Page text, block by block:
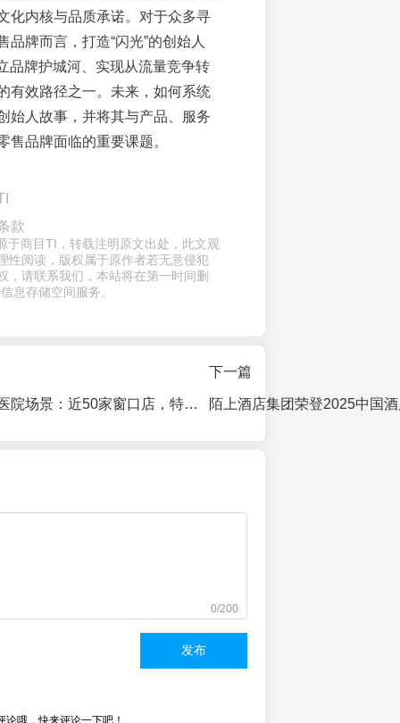
化内核与品质承诺。对于众多寻
品牌而言，打造“闪光”的创始人
品牌护城河、实现从流量竞争转
有效路径之一。未来，如何系统
始人故事，并将其与产品、服务
售品牌面临的重要课题。
款
于商目TI，转载注明原文出处，此文观
性阅读，版权属于原作者若无意侵犯
，请联系我们，本站将在第一时间删
息存储空间服务。
肯德基加速布局医院场景：近50家窗口店，特殊场景成餐饮新战场
下一篇
0/200
发布
论哦，快来评论一下吧！